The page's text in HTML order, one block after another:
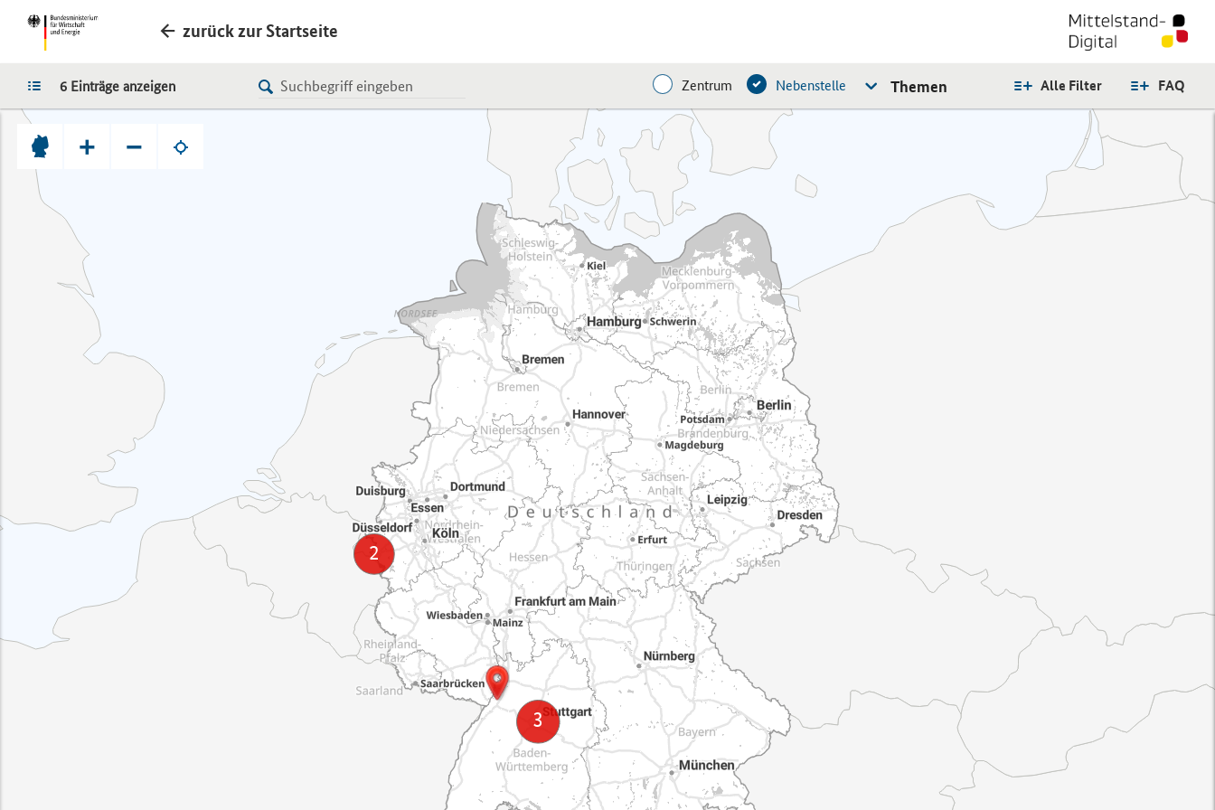
zurück zur Startseite
LISTE FAQ
Alle Filter
Zentrum Nebenstelle Themen
6 Einträge anzeigen
+ −